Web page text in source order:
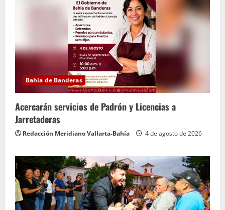
Bahía de Banderas
Acercarán servicios de Padrón y Licencias a
Jarretaderas
Redacción Meridiano Vallarta-Bahía 4 de agosto de 2026